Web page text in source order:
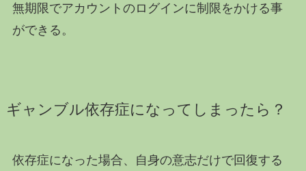
無期限でアカウントのログインに制限をかける事
ができる。
ギャンブル依存症になってしまったら？
依存症になった場合、自身の意志だけで回復する